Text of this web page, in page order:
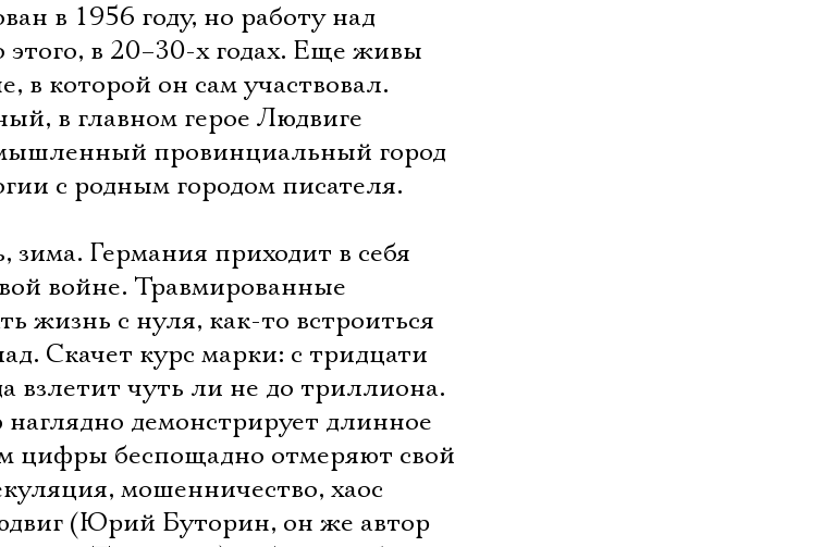
в 1956 году, но работу над
этого, в 20–30-х годах. Еще живы
в которой он сам участвовал.
в главном герое Людвиге
провинциальный город
с родным городом писателя.
зима. Германия приходит в себя
войне. Травмированные
жизнь с нуля, как-то встроиться
Скачет курс марки: с тридцати
взлетит чуть ли не до триллиона.
демонстрирует длинное
цифры беспощадно отмеряют свой
мошенничество, хаос
(Юрий Буторин, он же автор